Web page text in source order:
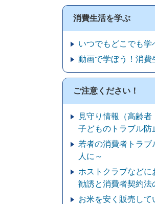
消費生活を学ぶ
いつでもどこでも学
動画で学ぼう！消費
ご注意ください！
見守り情報（高齢者
子どものトラブル防
若者の消費者トラブ
人に～
ホストクラブなどに
勧誘と消費者契約法
お米を安く販売して